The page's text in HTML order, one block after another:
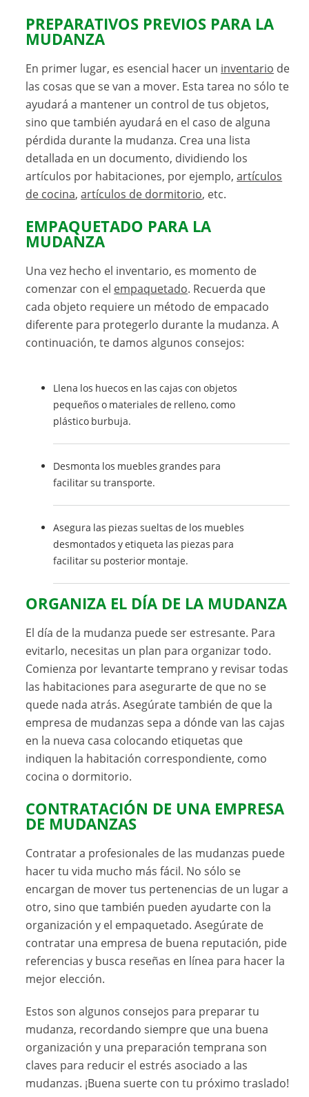
PREPARATIVOS PREVIOS PARA LA
MUDANZA
En primer lugar, es esencial hacer un inventario de
las cosas que se van a mover. Esta tarea no sólo te
ayudará a mantener un control de tus objetos,
sino que también ayudará en el caso de alguna
pérdida durante la mudanza. Crea una lista
detallada en un documento, dividiendo los
artículos por habitaciones, por ejemplo,artículos
de cocina,artículos de dormitorio, etc.
EMPAQUETADO PARA LA
MUDANZA
Una vez hecho el inventario, es momento de
comenzar con el empaquetado. Recuerda que
cada objeto requiere un método de empacado
diferente para protegerlo durante la mudanza. A
continuación, te damos algunos consejos:
Llena los huecos en las cajas con objetos
pequeños o materiales de relleno, como
plástico burbuja.
Desmonta los muebles grandes para
facilitar su transporte.
Asegura las piezas sueltas de los muebles
desmontados y etiqueta las piezas para
facilitar su posterior montaje.
ORGANIZA EL DÍA DE LA MUDANZA
El día de la mudanza puede ser estresante. Para
evitarlo, necesitas un plan para organizar todo.
Comienza por levantarte temprano y revisar todas
las habitaciones para asegurarte de que no se
quede nada atrás. Asegúrate también de que la
empresa de mudanzas sepa a dónde van las cajas
en la nueva casa colocando etiquetas que
indiquen la habitación correspondiente, como
cocina o dormitorio.
CONTRATACIÓN DE UNA EMPRESA
DE MUDANZAS
Contratar a profesionales de las mudanzas puede
hacer tu vida mucho más fácil. No sólo se
encargan de mover tus pertenencias de un lugar a
otro, sino que también pueden ayudarte con la
organización y el empaquetado. Asegúrate de
contratar una empresa de buena reputación, pide
referencias y busca reseñas en línea para hacer la
mejor elección.
Estos son algunos consejos para preparar tu
mudanza, recordando siempre que una buena
organización y una preparación temprana son
claves para reducir el estrés asociado a las
mudanzas. ¡Buena suerte con tu próximo traslado!